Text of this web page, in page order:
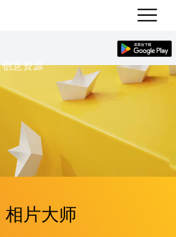
创意资源
相片大师